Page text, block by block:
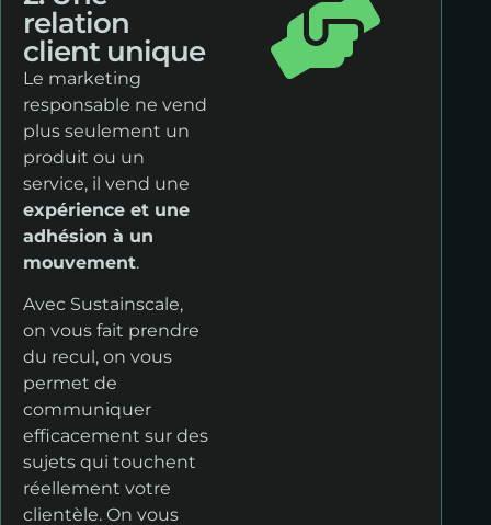
relation
client unique
Le marketing
responsable ne vend
plus seulement un
produit ou un
service, il vend une
expérience et une
adhésion à un
mouvement.
Avec Sustainscale,
on vous fait prendre
du recul, on vous
permet de
communiquer
efficacement sur des
sujets qui touchent
réellement votre
clientèle. On vous